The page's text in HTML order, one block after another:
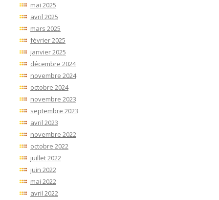
mai 2025
avril 2025
mars 2025
février 2025
janvier 2025
décembre 2024
novembre 2024
octobre 2024
novembre 2023
septembre 2023
avril 2023
novembre 2022
octobre 2022
juillet 2022
juin 2022
mai 2022
avril 2022